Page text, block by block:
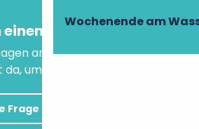
Wochenende am
Rat?
an unseren virtuellen
um Ihnen zu helfen.
Frage